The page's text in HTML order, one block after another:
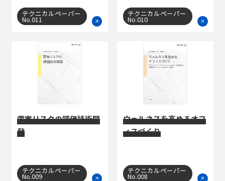
テクニカルペーパー
No.011
テクニカルペーパー
No.010
雷害リスクの評価技術開
発
テクニカルペーパー
No.009
ウェルネスを高めるオフ
ィスづくり
テクニカルペーパー
No.008